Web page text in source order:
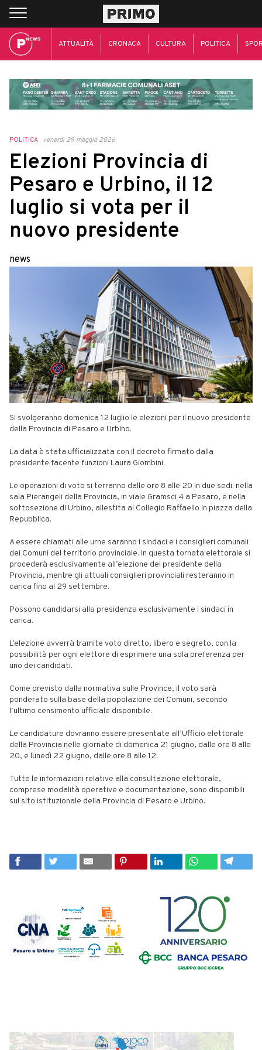
ATTUALITÀ CRONACA CULTURA POLITICA
POLITICA venerdì 29 maggio 2026
Elezioni Provincia di
Pesaro e Urbino, il 12
luglio si vota per il
nuovo presidente
news
Si svolgeranno domenica 12 luglio le elezioni per il nuovo presidente
della Provincia di Pesaro e Urbino.
La data è stata ufficializzata con il decreto firmato dalla
presidente facente funzioni Laura Giombini.
Le operazioni di voto si terranno dalle ore 8 alle 20 in due sedi: nella
sala Pierangeli della Provincia, in viale Gramsci 4 a Pesaro, e nella
sottosezione di Urbino, allestita al Collegio Raffaello in piazza della
Repubblica.
A essere chiamati alle urne saranno i sindaci e i consiglieri comunali
dei Comuni del territorio provinciale. In questa tornata elettorale si
procederà esclusivamente all’elezione del presidente della
Provincia, mentre gli attuali consiglieri provinciali resteranno in
carica fino al 29 settembre.
Possono candidarsi alla presidenza esclusivamente i sindaci in
carica.
L’elezione avverrà tramite voto diretto, libero e segreto, con la
possibilità per ogni elettore di esprimere una sola preferenza per
uno dei candidati.
Come previsto dalla normativa sulle Province, il voto sarà
ponderato sulla base della popolazione dei Comuni, secondo
l’ultimo censimento ufficiale disponibile.
Le candidature dovranno essere presentate all’Ufficio elettorale
della Provincia nelle giornate di domenica 21 giugno, dalle ore 8 alle
20, e lunedì 22 giugno, dalle ore 8 alle 12.
Tutte le informazioni relative alla consultazione elettorale,
comprese modalità operative e documentazione, sono disponibili
sul sito istituzionale della Provincia di Pesaro e Urbino.